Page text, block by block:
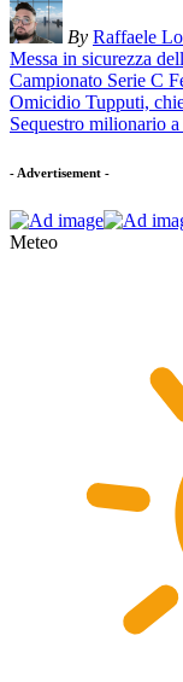
By Raffaele
Messa in sicurezza
Campionato Serie C
Omicidio Tupputi,
Sequestro milionario
- Advertisement -
Meteo